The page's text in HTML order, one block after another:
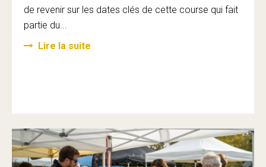
de revenir sur les dates clés de cette course qui fait
partie du...
Lire la suite